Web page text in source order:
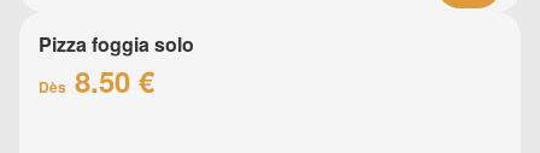
Pizza foggia solo
Dès 8.50 €